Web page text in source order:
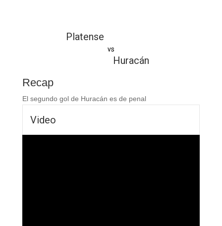
Platense
vs
Huracán
Recap
El segundo gol de Huracán es de penal
Video